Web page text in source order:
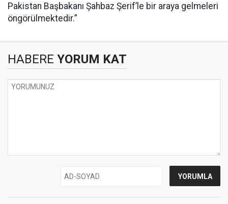
Pakistan Başbakanı Şahbaz Şerif’le bir araya gelmeleri
öngörülmektedir.”
HABERE YORUM KAT